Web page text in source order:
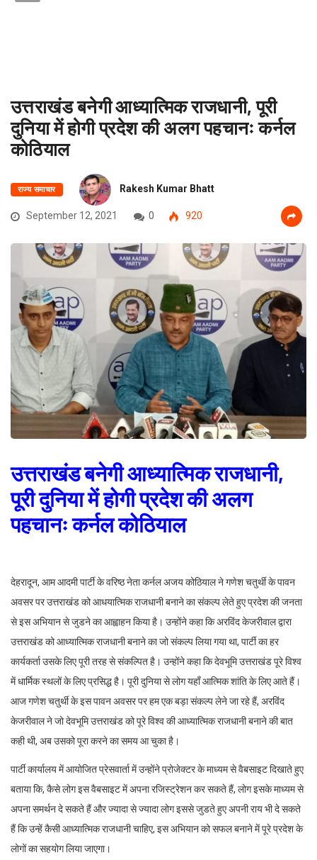
उत्तराखंड बनेगी आध्यात्मिक राजधानी, पूरी
दुनिया में होगी प्रदेश की अलग पहचानः कर्नल
कोठियाल
राज्य समाचार Rakesh Kumar Bhatt
September 12, 2021 0 920
उत्तराखंड बनेगी आध्यात्मिक राजधानी,
पूरी दुनिया में होगी प्रदेश की अलग
पहचानः कर्नल कोठियाल
देहरादून, आम आदमी पार्टी के वरिष्ठ नेता कर्नल अजय कोठियाल ने गणेश चतुर्थी के पावन
अवसर पर उत्तराखंड को आधयात्मिक राजधानी बनाने का संकल्प लेते हुए प्रदेश की जनता
से इस अभियान से जुडने का आह्वाहन किया है। उन्होंने कहा कि अरविंद केजरीवाल द्वारा
उत्तराखंड को आध्यात्मिक राजधानी बनाने का जो संकल्प लिया गया था, पार्टी का हर
कार्यकर्ता उसके लिए पूरी तरह से संकल्पित है। उन्होंने कहा कि देवभूमि उत्तराखंड पूरे विश्व
में धार्मिक स्थलों के लिए प्रसिद्ध है। पूरी दुनिया से लोग यहाँ आत्मिक शांति के लिए आते हैं।
आज गणेश चतुर्थी के इस पावन अवसर पर हम एक बड़ा संकल्प लेने जा रहे हैं, अरविंद
केजरीवाल ने जो देवभूमि उत्तराखंड को पूरे विश्व की आध्यात्मिक राजधानी बनाने की बात
कही थी, अब उसको पूरा करने का समय आ चुका है।
पार्टी कार्यालय में आयोजित प्रेसवार्ता में उन्होंने प्रोजेक्टर के माध्यम से वैबसाइट दिखाते हुए
बताया कि, कैसे लोग इस वैबसाइट में अपना रजिस्ट्रेशन कर सकते हैं, लोग इसके माध्यम से
अपना समर्थन दे सकते हैं और ज्यादा से ज्यादा लोग इससे जुडते हुए अपनी राय भी दे सकते
हैं कि उन्हें कैसी आध्यात्मिक राजधानी चाहिए, इस अभियान को सफल बनाने में पूरे प्रदेश के
लोगों का सहयोग लिया जाएगा।